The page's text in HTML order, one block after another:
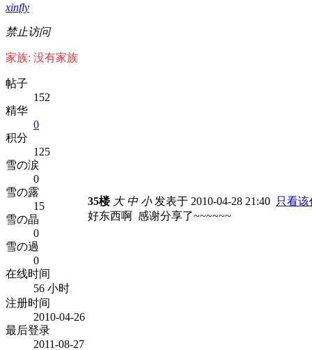
xinfly
禁止访问
家族: 没有家族
帖子
152
精华
0
积分
125
雪の涙
0
雪の露
15
雪の晶
0
雪の過
0
在线时间
56 小时
注册时间
2010-04-26
最后登录
2011-08-27
35楼 大 中 小发表于 2010-04-28 21:40 只看该
好东西啊 感谢分享了~~~~~~